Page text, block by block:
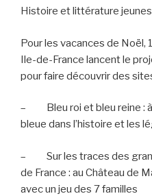
Histoire et littérature
Pour les vacances de Noël,
Ile-de-France lancent le
pour faire découvrir des
–
Bleu roi et bleu reine :
bleue dans l’histoire et les
–
Sur les traces des
de France : au Château de
avec un jeu des 7 familles